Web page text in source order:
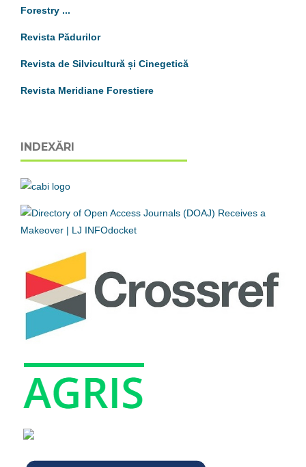
Forestry ...
Revista Pădurilor
Revista de Silvicultură și Cinegetică
Revista Meridiane Forestiere
INDEXĂRI